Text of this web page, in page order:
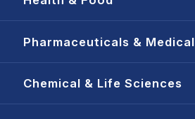
Pharmaceuticals & Medical
Chemical & Life Sciences